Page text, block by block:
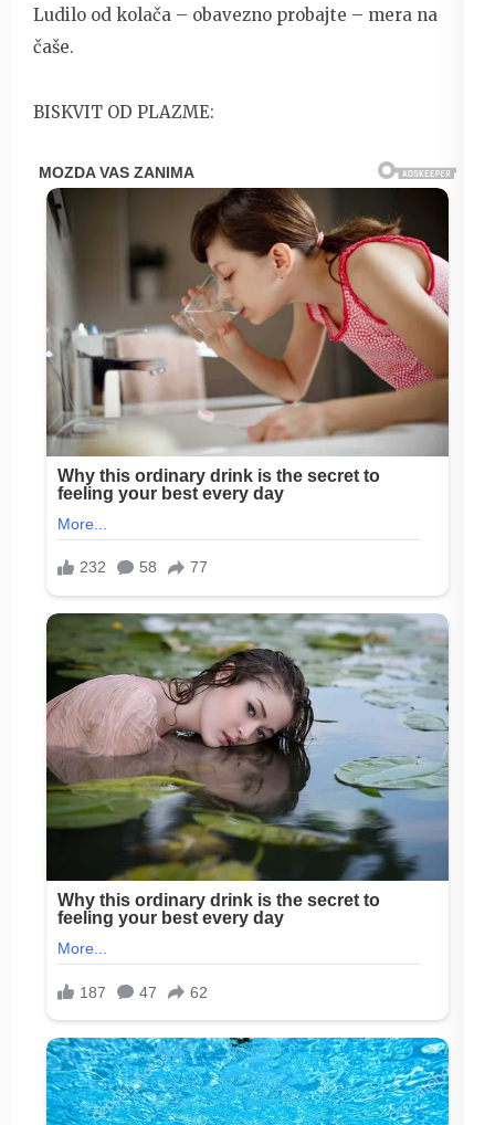
Ludilo od kolača – obavezno probajte – mera na
čaše.
BISKVIT OD PLAZME: